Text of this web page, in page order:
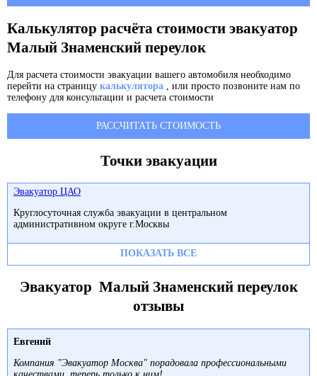
Калькулятор расчёта стоимости эвакуатор
Малый Знаменский переулок
Для расчета стоимости эвакуации вашего автомобиля необходимо
перейти на страницу калькулятора , или просто позвоните нам по
телефону для консультации и расчета стоимости
РАССЧИТАТЬ СТОИМОСТЬ
Точки эвакуации
Эвакуатор ЦАО
Круглосуточная служба эвакуации в центральном
административном округе г.Москвы
ПОКАЗАТЬ ВСЕ
Эвакуатор Малый Знаменский переулок
отзывы
Евгений
Компания "Эвакуатор Москва" порадовала профессиональными